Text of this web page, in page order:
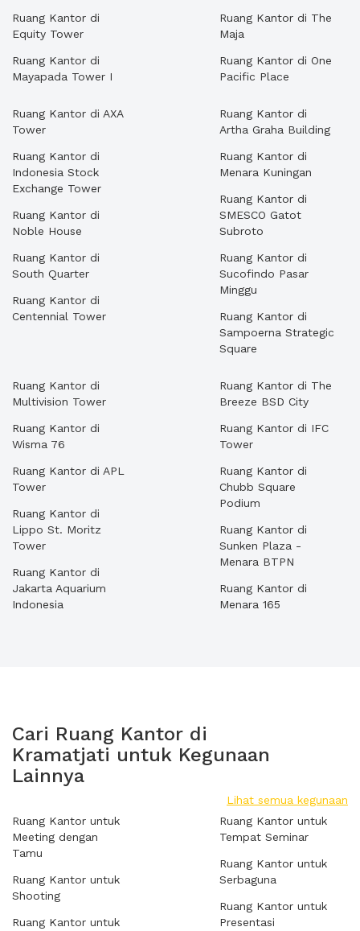
Ruang Kantor di
Equity Tower
Ruang Kantor di
Mayapada Tower I
Ruang Kantor di The
Maja
Ruang Kantor di One
Pacific Place
Ruang Kantor di AXA
Tower
Ruang Kantor di
Indonesia Stock
Exchange Tower
Ruang Kantor di
Noble House
Ruang Kantor di
South Quarter
Ruang Kantor di
Centennial Tower
Ruang Kantor di
Artha Graha Building
Ruang Kantor di
Menara Kuningan
Ruang Kantor di
SMESCO Gatot
Subroto
Ruang Kantor di
Sucofindo Pasar
Minggu
Ruang Kantor di
Sampoerna Strategic
Square
Ruang Kantor di
Multivision Tower
Ruang Kantor di
Wisma 76
Ruang Kantor di APL
Tower
Ruang Kantor di
Lippo St. Moritz
Tower
Ruang Kantor di
Jakarta Aquarium
Indonesia
Ruang Kantor di The
Breeze BSD City
Ruang Kantor di IFC
Tower
Ruang Kantor di
Chubb Square
Podium
Ruang Kantor di
Sunken Plaza -
Menara BTPN
Ruang Kantor di
Menara 165
Cari Ruang Kantor di
Kramatjati untuk Kegunaan
Lainnya
Lihat semua kegunaan
Ruang Kantor untuk
Meeting dengan
Tamu
Ruang Kantor untuk
Shooting
Ruang Kantor untuk
Ruang Kantor untuk
Tempat Seminar
Ruang Kantor untuk
Serbaguna
Ruang Kantor untuk
Presentasi